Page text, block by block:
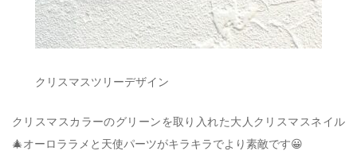
クリスマスツリーデザイン
クリスマスカラーのグリーンを取り入れた大人クリスマスネイル
🎄オーロララメと天使パーツがキラキラでより素敵です😀